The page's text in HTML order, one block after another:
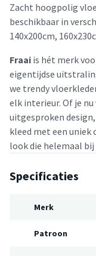
Zacht hoogpolig
beschikbaar in
140x200cm,
Fraai is hét merk
eigentijdse
we trendy
elk interieur. Of je
uitgesproken
kleed met een uniek
look die helemaal bij
Specificaties
Merk
Patroon